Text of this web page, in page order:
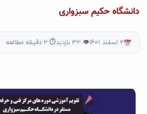
دانشگاه حکیم سبزواری
۲ اسفند ۱۴۰۱ 👁 ۳۲ بازدید ⏱ ۲ دقیقه مطالعه